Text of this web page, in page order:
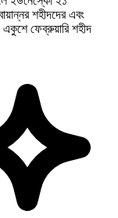
শহীদদের এবং
একুশে ফেব্রুয়ারি শহীদ